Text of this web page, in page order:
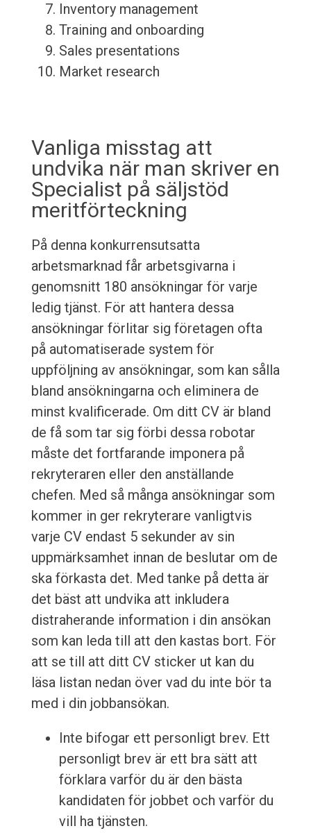
Inventory management
Training and onboarding
Sales presentations
Market research
Vanliga misstag att
undvika när man skriver en
Specialist på säljstöd
meritförteckning
På denna konkurrensutsatta
arbetsmarknad får arbetsgivarna i
genomsnitt 180 ansökningar för varje
ledig tjänst. För att hantera dessa
ansökningar förlitar sig företagen ofta
på automatiserade system för
uppföljning av ansökningar, som kan sålla
bland ansökningarna och eliminera de
minst kvalificerade. Om ditt CV är bland
de få som tar sig förbi dessa robotar
måste det fortfarande imponera på
rekryteraren eller den anställande
chefen. Med så många ansökningar som
kommer in ger rekryterare vanligtvis
varje CV endast 5 sekunder av sin
uppmärksamhet innan de beslutar om de
ska förkasta det. Med tanke på detta är
det bäst att undvika att inkludera
distraherande information i din ansökan
som kan leda till att den kastas bort. För
att se till att ditt CV sticker ut kan du
läsa listan nedan över vad du inte bör ta
med i din jobbansökan.
Inte bifogar ett personligt brev. Ett
personligt brev är ett bra sätt att
förklara varför du är den bästa
kandidaten för jobbet och varför du
vill ha tjänsten.